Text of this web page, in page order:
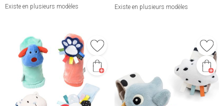
Existe en plusieurs modèles Existe en plusieurs modèles